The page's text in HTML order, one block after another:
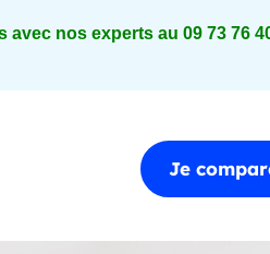
avec nos experts au 09 73 76
Je